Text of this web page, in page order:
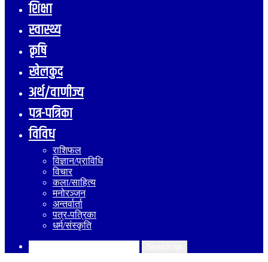
शिक्षा
स्वास्थ्य
कृषि
खेलकुद
अर्थ/वाणीज्य
पत्र-पत्रिका
विविध
राशिफल
विज्ञान/प्राविधि
विचार
कला/साहित्य
मनोरञ्जन
अन्तर्वार्ता
पत्र-पत्रिका
धर्म/संस्कृति